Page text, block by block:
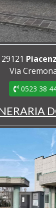
29121
Via
0523 38